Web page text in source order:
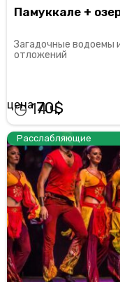
Памуккале +
Загадочные водоемы
отложений
1470
Расслабляющие